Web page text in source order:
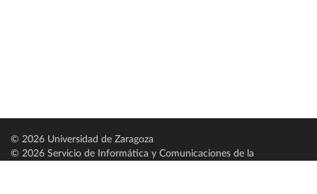
© 2026 Universidad de Zaragoza
© 2026 Servicio de Informática y Comunicaciones de la